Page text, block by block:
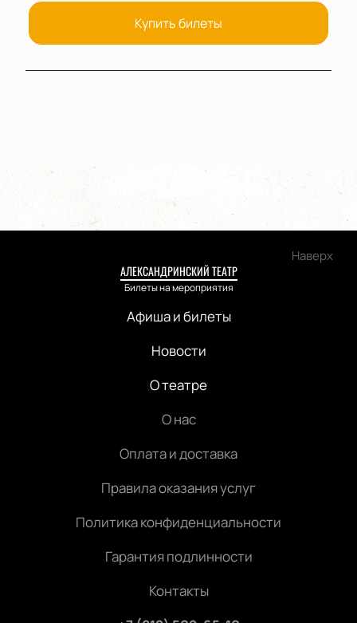
Купить билеты
Наверх
АЛЕКСАНДРИНСКИЙ ТЕАТР
Билеты на мероприятия
Афиша и билеты
Новости
О театре
О нас
Оплата и доставка
Правила оказания услуг
Политика конфиденциальности
Гарантия подлинности
Контакты